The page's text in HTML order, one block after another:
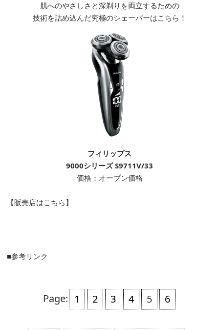
肌へのやさしさと深剃りを両立するための
技術を詰め込んだ究極のシェーバーはこちら！
フィリップス
9000シリーズ S9711V/33
価格：オープン価格
【販売店はこちら】
■参考リンク
Page: 1 2 3 4 5 6